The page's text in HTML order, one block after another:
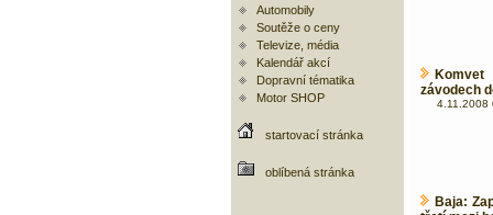
Automobily
Soutěže o ceny
Televize, média
Kalendář akcí
Dopravní tématika
Motor SHOP
startovací stránka
oblíbená stránka
závodech
4.11.2008
Baja: